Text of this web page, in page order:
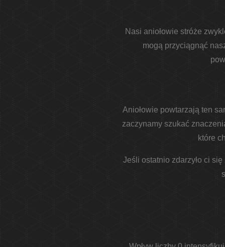
Nasi aniołowie stróże
mogą przyciągnąć
Aniołowie powtarzają ten
zaczynamy szukać
które
Jeśli ostatnio zdarzyło ci